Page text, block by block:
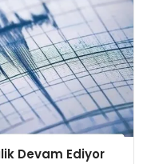
Devam Ediyor